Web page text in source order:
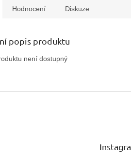
Hodnocení Diskuze
popis produktu
není dostupný